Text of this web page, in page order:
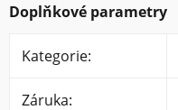
Doplňkové parametry
Kategorie:
Záruka: